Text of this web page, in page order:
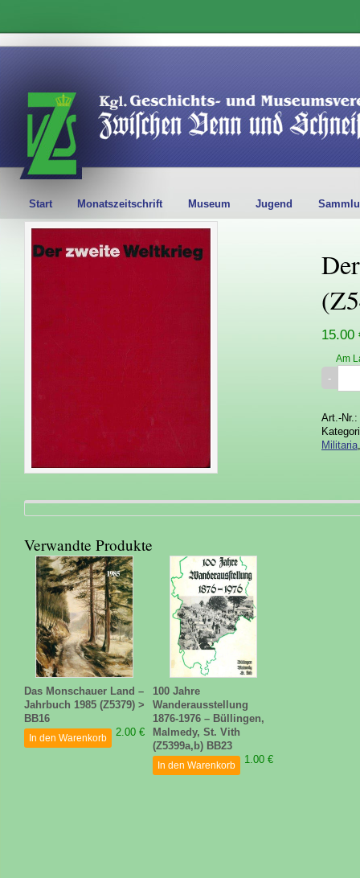
Start Monatszeitschrift Museum Jugend
15.00
Am
Art.-Nr.:
Militaria
Verwandte Produkte
Das Monschauer Land –
Jahrbuch 1985 (Z5379) >
BB16
2.00 €
In den Warenkorb
100 Jahre
Wanderausstellung
1876-1976 – Büllingen,
Malmedy, St. Vith
(Z5399a,b) BB23
1.00 €
In den Warenkorb